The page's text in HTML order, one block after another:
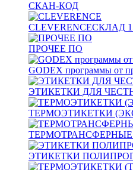
СКАН-КОД
CLEVERENCEСКЛАД
ПРОЧЕЕ ПО
GODEX программы от
ЭТИКЕТКИ ДЛЯ
ТЕРМОЭТИКЕТКИ
ЭТИКЕТКИ